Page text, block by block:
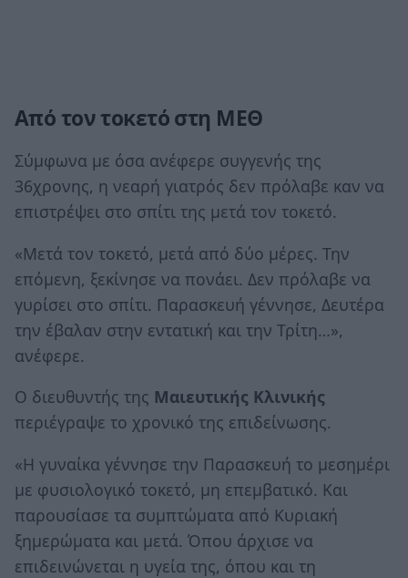
Από τον τοκετό στη ΜΕΘ
Σύμφωνα με όσα ανέφερε συγγενής της
36χρονης, η νεαρή γιατρός δεν πρόλαβε καν να
επιστρέψει στο σπίτι της μετά τον τοκετό.
«Μετά τον τοκετό, μετά από δύο μέρες. Την
επόμενη, ξεκίνησε να πονάει. Δεν πρόλαβε να
γυρίσει στο σπίτι. Παρασκευή γέννησε, Δευτέρα
την έβαλαν στην εντατική και την Τρίτη…»,
ανέφερε.
Ο διευθυντής της Μαιευτικής Κλινικής
περιέγραψε το χρονικό της επιδείνωσης.
«Η γυναίκα γέννησε την Παρασκευή το μεσημέρι
με φυσιολογικό τοκετό, μη επεμβατικό. Και
παρουσίασε τα συμπτώματα από Κυριακή
ξημερώματα και μετά. Όπου άρχισε να
επιδεινώνεται η υγεία της, όπου και τη